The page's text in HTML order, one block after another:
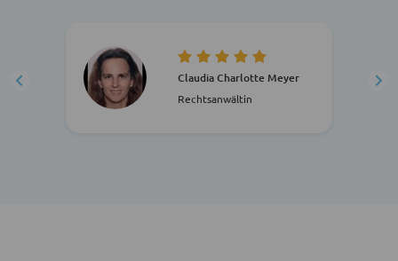
Claudia Charlotte Meyer
Rechtsanwältin